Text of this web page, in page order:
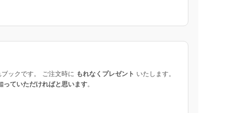
ックです。 ご注文時に もれなくプレゼント いたします。
っていただければと思います。